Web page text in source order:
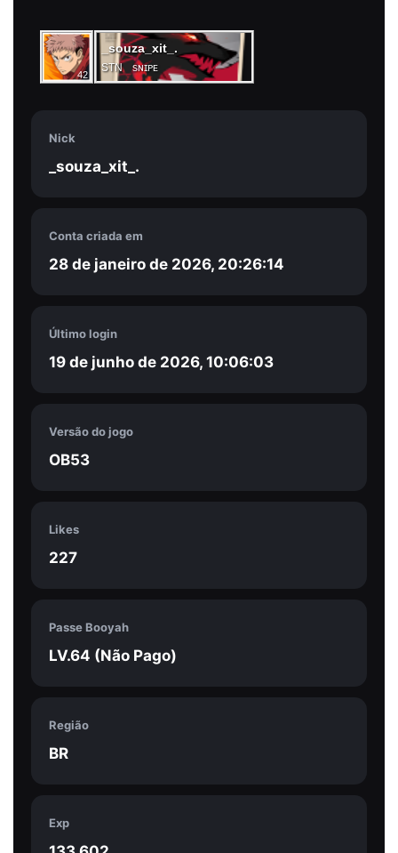
_souza_xit_.
STNﾠsɴɪᴘᴇ
42
Nick
_souza_xit_.
Conta criada em
28 de janeiro de 2026, 20:26:14
Último login
19 de junho de 2026, 10:06:03
Versão do jogo
OB53
Likes
227
Passe Booyah
LV.64 (Não Pago)
Região
BR
Exp